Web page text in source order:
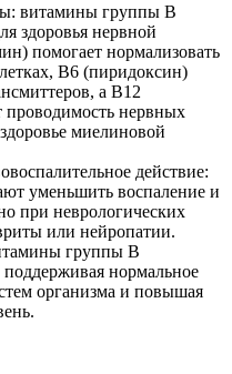
витамины группы В
здоровья нервной
помогает нормализовать
В6 (пиридоксин)
а В12
проводимость нервных
миелиновой
действие:
уменьшить воспаление и
при неврологических
или нейропатии.
группы В
нормальное
организма и повышая